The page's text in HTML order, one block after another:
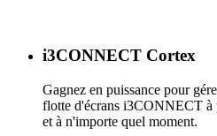
i3CONNECT Cortex
Gagnez en puissance pour
flotte d'écrans i3CONNECT à
et à n'importe quel moment.